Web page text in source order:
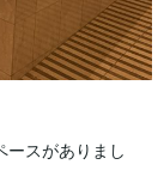
ースがありまし